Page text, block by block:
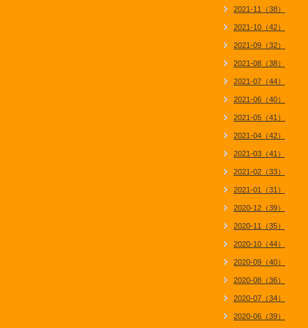
2021-11（38）
2021-10（42）
2021-09（32）
2021-08（38）
2021-07（44）
2021-06（40）
2021-05（41）
2021-04（42）
2021-03（41）
2021-02（33）
2021-01（31）
2020-12（39）
2020-11（35）
2020-10（44）
2020-09（40）
2020-08（36）
2020-07（34）
2020-06（39）